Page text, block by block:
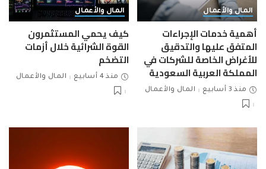
المال والأعمال
أهمية خدمات الإجراءات
المتفق عليها والتدقيق
للأغراض الخاصة للشركات في
المملكة العربية السعودية
منذ 3 أسابيع المال والأعمال
المال والأعمال
كيف يحمي المستثمرون
القوة الشرائية خلال أزمات
التضخم
منذ 4 أسابيع المال والأعمال